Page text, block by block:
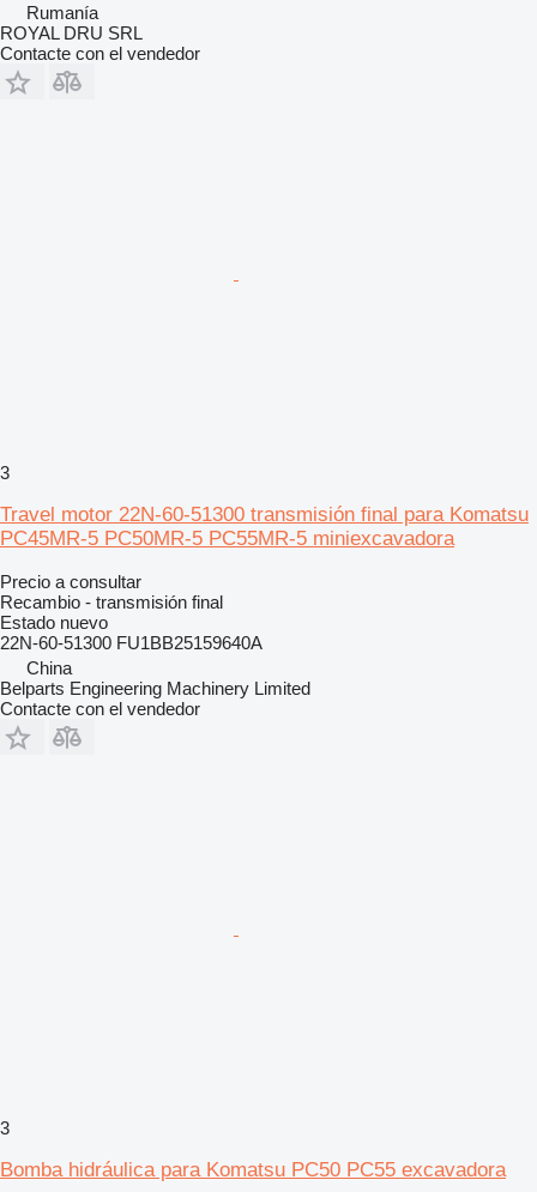
Rumanía
ROYAL DRU SRL
Contacte con el vendedor
3
Travel motor 22N-60-51300 transmisión final para Komatsu
PC45MR-5 PC50MR-5 PC55MR-5 miniexcavadora
Precio a consultar
Recambio - transmisión final
Estado nuevo
22N-60-51300 FU1BB25159640A
China
Belparts Engineering Machinery Limited
Contacte con el vendedor
3
Bomba hidráulica para Komatsu PC50 PC55 excavadora